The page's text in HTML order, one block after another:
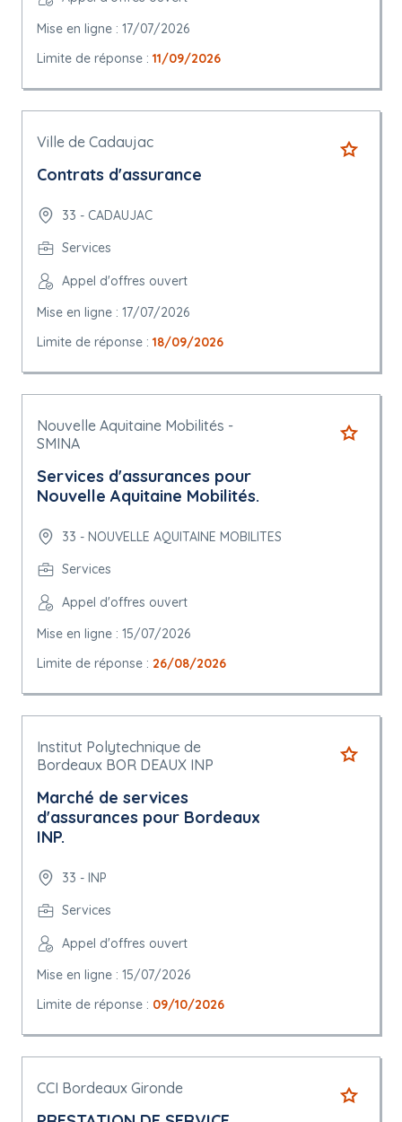
Mise en ligne : 17/07/2026
Limite de réponse : 11/09/2026
Ville de Cadaujac
Contrats d'assurance
33 - CADAUJAC
Services
Appel d'offres ouvert
Mise en ligne : 17/07/2026
Limite de réponse : 18/09/2026
Nouvelle Aquitaine Mobilités -
SMINA
Services d'assurances pour
Nouvelle Aquitaine Mobilités.
33 - NOUVELLE AQUITAINE MOBILITES
Services
Appel d'offres ouvert
Mise en ligne : 15/07/2026
Limite de réponse : 26/08/2026
Institut Polytechnique de
Bordeaux BOR DEAUX INP
Marché de services
d'assurances pour Bordeaux
INP.
33 - INP
Services
Appel d'offres ouvert
Mise en ligne : 15/07/2026
Limite de réponse : 09/10/2026
CCI Bordeaux Gironde